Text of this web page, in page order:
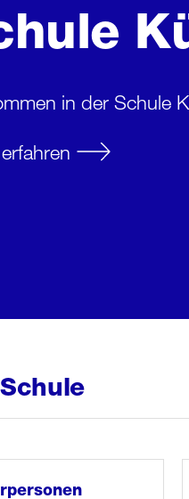
in der Schule